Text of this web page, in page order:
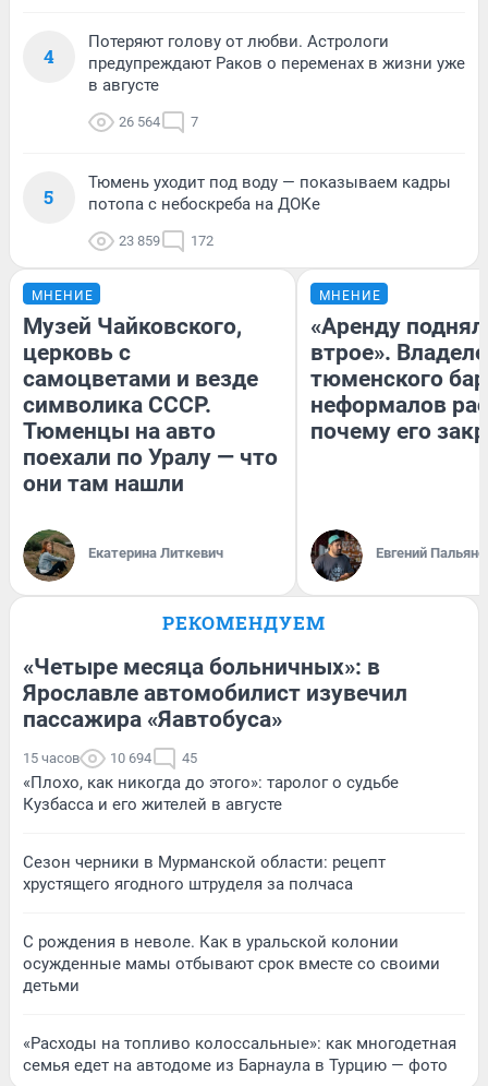
4
Потеряют голову от любви. Астрологи
предупреждают Раков о переменах в жизни уже
в августе
26 564 7
5
Тюмень уходит под воду — показываем кадры
потопа с небоскреба на ДОКе
23 859 172
МНЕНИЕ
Музей Чайковского,
церковь с
самоцветами и везде
символика СССР.
Тюменцы на авто
поехали по Уралу — что
они там нашли
Екатерина Литкевич
МНЕНИЕ
«Аренду
втрое».
тюменского
неформалов
почему его
Евгений
РЕКОМЕНДУЕМ
«Четыре месяца больничных»: в
Ярославле автомобилист изувечил
пассажира «Яавтобуса»
15 часов 10 694 45
«Плохо, как никогда до этого»: таролог о судьбе
Кузбасса и его жителей в августе
Сезон черники в Мурманской области: рецепт
хрустящего ягодного штруделя за полчаса
С рождения в неволе. Как в уральской колонии
осужденные мамы отбывают срок вместе со своими
детьми
«Расходы на топливо колоссальные»: как многодетная
семья едет на автодоме из Барнаула в Турцию — фото